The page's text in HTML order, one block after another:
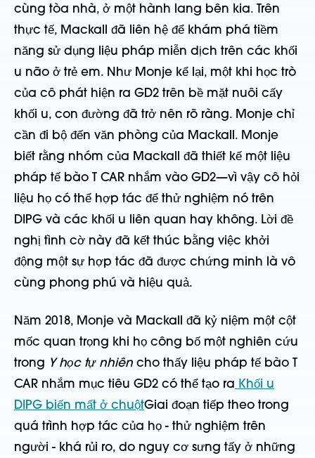
cùng tòa nhà, ở một hành lang bên kia. Trên
thực tế, Mackall đã liên hệ để khám phá tiềm
năng sử dụng liệu pháp miễn dịch trên các khối
u não ở trẻ em. Như Monje kể lại, một khi học trò
của cô phát hiện ra GD2 trên bề mặt nuôi cấy
khối u, con đường đã trở nên rõ ràng. Monje chỉ
cần đi bộ đến văn phòng của Mackall. Monje
biết rằng nhóm của Mackall đã thiết kế một liệu
pháp tế bào T CAR nhắm vào GD2—vì vậy cô hỏi
liệu họ có thể hợp tác để thử nghiệm nó trên
DIPG và các khối u liên quan hay không. Lời đề
nghị tình cờ này đã kết thúc bằng việc khởi
động một sự hợp tác đã được chứng minh là vô
cùng phong phú và hiệu quả.
Năm 2018, Monje và Mackall đã kỷ niệm một cột
mốc quan trọng khi họ công bố một nghiên cứu
trong Y học tự nhiên cho thấy liệu pháp tế bào T
CAR nhắm mục tiêu GD2 có thể tạo ra Khối u
DIPG biến mất ở chuộtGiai đoạn tiếp theo trong
quá trình hợp tác của họ - thử nghiệm trên
người - khá rủi ro, do nguy cơ sưng tấy ở những